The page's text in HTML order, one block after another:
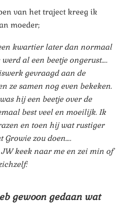
van het traject kreeg ik
moeder;
kwartier later dan normaal
al een beetje ongerust….
gevraagd aan de
ze samen nog even bekeken.
hij een beetje over de
best veel en moeilijk. Ik
en toen hij wat rustiger
Growie zou doen….
keek naar me en zei min of
gewoon gedaan wat